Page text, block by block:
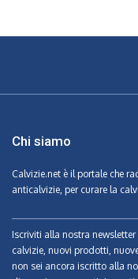
Chi siamo
Calvizie.netè il portale che
anticalvizie, per curare la
Iscriviti alla nostra
calvizie, nuovi prodotti,
non sei ancora iscritto alla